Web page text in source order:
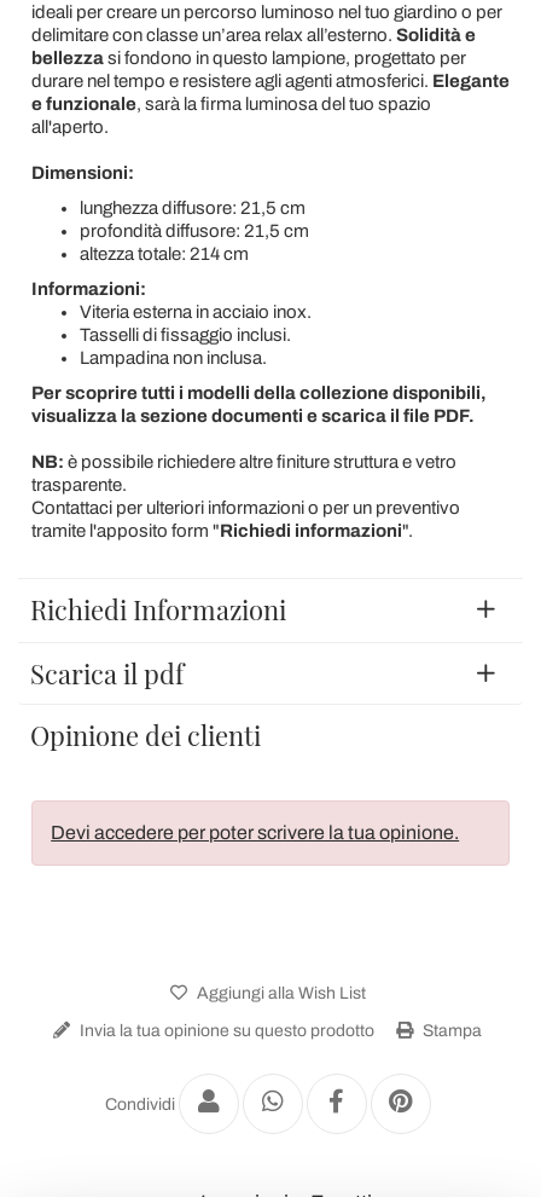
ideali per creare un percorso luminoso nel tuo giardino o per
delimitare con classe un’area relax all’esterno. Solidità e
bellezzasi fondono in questo lampione, progettato per
durare nel tempo e resistere agli agenti atmosferici. Elegante
e funzionale, sarà la firma luminosa del tuo spazio
all'aperto.
Dimensioni:
lunghezza diffusore: 21,5 cm
profondità diffusore: 21,5 cm
altezza totale: 214 cm
Informazioni:
Viteria esterna in acciaio inox.
Tasselli di fissaggio inclusi.
Lampadina non inclusa.
Per scoprire tutti i modelli della collezione disponibili,
visualizza la sezione documenti e scarica il file PDF.
NB: è possibile richiedere altre finiture struttura e vetro
trasparente.
Contattaci per ulteriori informazioni o per un preventivo
tramite l'apposito form "Richiedi informazioni".
Richiedi Informazioni
Scarica il pdf
Opinione dei clienti
Devi accedere per poter scrivere la tua opinione.
Aggiungi alla Wish List
Invia la tua opinione su questo prodotto Stampa
Condividi